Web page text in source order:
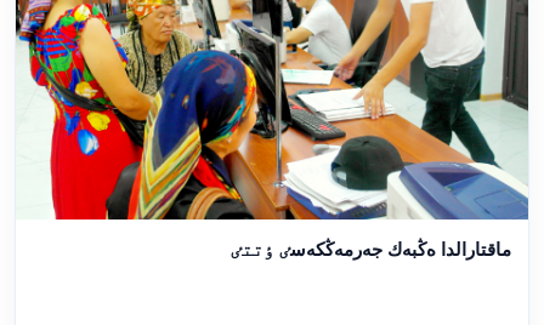
ماقتارالدا ەڭبەك جەرمەڭكەسٸ ٶتتٸ